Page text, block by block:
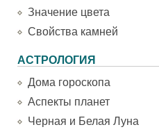
Значение цвета
Свойства камней
АСТРОЛОГИЯ
Дома гороскопа
Аспекты планет
Черная и Белая Луна